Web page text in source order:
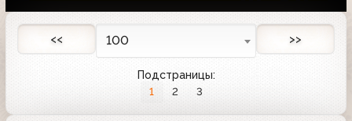
<< 100 >>
Подстраницы:
1 2 3